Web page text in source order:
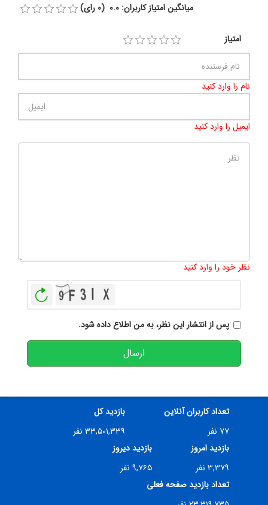
میانگین امتیاز کاربران: 0.0 (0 رای)
امتیاز
نام را وارد کنید
ایمیل را وارد کنید
نظر خود را وارد کنید
پس از انتشار این نظر، به من اطلاع داده شود.
ارسال
تعداد کاربران آنلاین
۷۷ نفر
بازدید کل
۳۳,۵۰۱,۳۳۹ نفر
بازدید امروز
۳,۳۷۹ نفر
بازدید دیروز
۹,۷۶۵ نفر
تعداد بازدید صفحه فعلی